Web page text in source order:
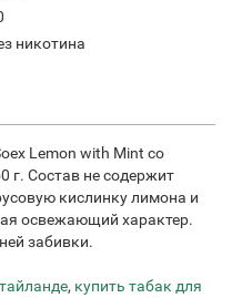
никотина
Lemon with Mint со
г. Состав не содержит
кислинку лимона и
освежающий характер.
забивки.
, купить табак для